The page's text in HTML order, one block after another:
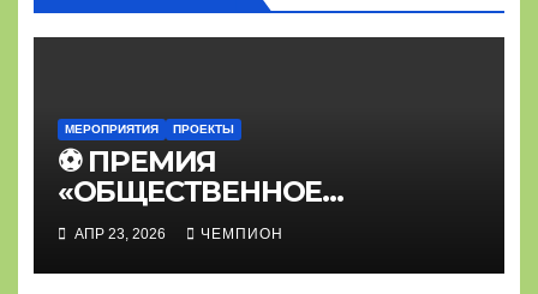
МЕРОПРИЯТИЯ ПРОЕКТЫ
⚽ ПРЕМИЯ
«ОБЩЕСТВЕННОЕ
ПРИЗНАНИЕ»⚽
АПР 23, 2026 ЧЕМПИОН